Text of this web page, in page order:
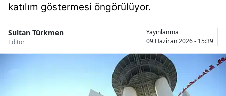
Bingöl
Bitlis
Bolu
Burdur
katılım göstermesi öngörülüyor.
Sultan Türkmen
Editör
Yayınlanma
09 Haziran 2026 - 15:39